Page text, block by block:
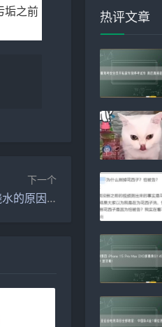
垢之前
下一个
热水壶亮灯不烧水解析（热水壶亮灯但不烧水的原因是什么）
热评文章